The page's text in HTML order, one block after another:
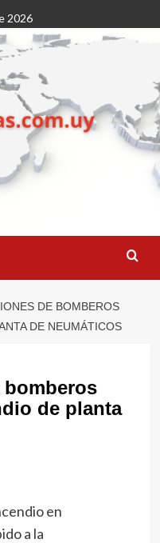
2026
DE BOMBEROS
DE NEUMÁTICOS
de planta
en
a la